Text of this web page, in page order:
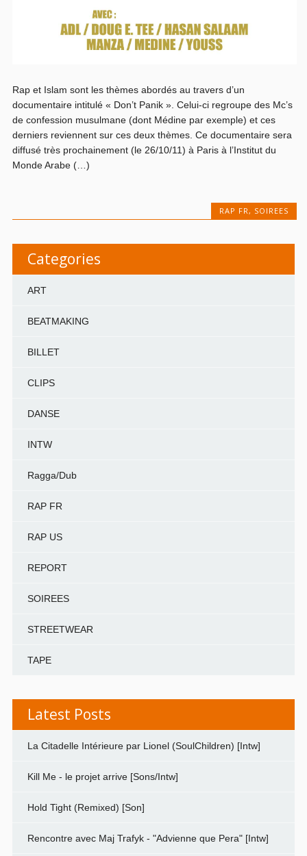
Rap et Islam sont les thèmes abordés au travers d’un
documentaire intitulé « Don’t Panik ». Celui-ci regroupe des Mc’s
de confession musulmane (dont Médine par exemple) et ces
derniers reviennent sur ces deux thèmes. Ce documentaire sera
diffusé très prochainement (le 26/10/11) à Paris à l’Institut du
Monde Arabe (…)
RAP FR , SOIREES
Categories
ART
BEATMAKING
BILLET
CLIPS
DANSE
INTW
Ragga/Dub
RAP FR
RAP US
REPORT
SOIREES
STREETWEAR
TAPE
Latest Posts
La Citadelle Intérieure par Lionel (SoulChildren) [Intw]
Kill Me - le projet arrive [Sons/Intw]
Hold Tight (Remixed) [Son]
Rencontre avec Maj Trafyk - "Advienne que Pera" [Intw]